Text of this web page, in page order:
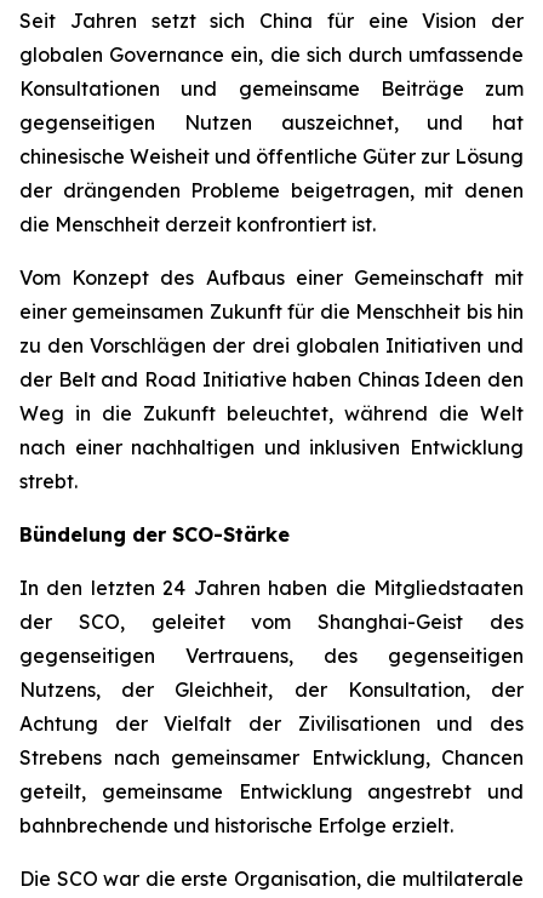
Seit Jahren setzt sich China für eine Vision der
globalen Governance ein, die sich durch umfassende
Konsultationen und gemeinsame Beiträge zum
gegenseitigen Nutzen auszeichnet, und hat
chinesische Weisheit und öffentliche Güter zur Lösung
der drängenden Probleme beigetragen, mit denen
die Menschheit derzeit konfrontiert ist.
Vom Konzept des Aufbaus einer Gemeinschaft mit
einer gemeinsamen Zukunft für die Menschheit bis hin
zu den Vorschlägen der drei globalen Initiativen und
der Belt and Road Initiative haben Chinas Ideen den
Weg in die Zukunft beleuchtet, während die Welt
nach einer nachhaltigen und inklusiven Entwicklung
strebt.
Bündelung der SCO-Stärke
In den letzten 24 Jahren haben die Mitgliedstaaten
der SCO, geleitet vom Shanghai-Geist des
gegenseitigen Vertrauens, des gegenseitigen
Nutzens, der Gleichheit, der Konsultation, der
Achtung der Vielfalt der Zivilisationen und des
Strebens nach gemeinsamer Entwicklung, Chancen
geteilt, gemeinsame Entwicklung angestrebt und
bahnbrechende und historische Erfolge erzielt.
Die SCO war die erste Organisation, die multilaterale